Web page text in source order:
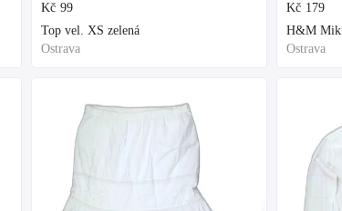
Kč 99
Top vel. XS zelená
Ostrava
Kč 179
H&M
Ostrava